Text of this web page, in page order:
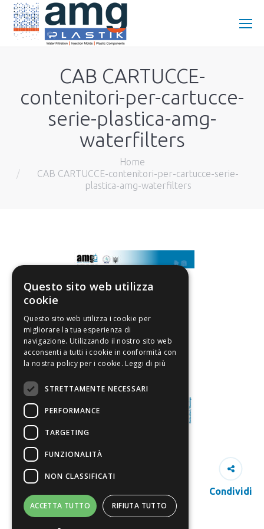
CAB CARTUCCE-
contenitori-per-cartucce-
serie-plastica-amg-
waterfilters
Home
CAB CARTUCCE-contenitori-per-cartucce-serie-
plastica-amg-waterfilters
Condividi
Questo sito web utilizza
cookie
Questo sito web utilizza i cookie per
migliorare la tua esperienza di
navigazione. Utilizzando il nostro sito web
acconsenti a tutti i cookie in conformità con
la nostra policy per i cookie. Leggi di più
STRETTAMENTE NECESSARI
PERFORMANCE
TARGETING
FUNZIONALITÀ
NON CLASSIFICATI
ACCETTA TUTTO RIFIUTA TUTTO